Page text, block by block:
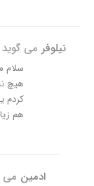
نیلوفر می گوید
سلام
هیچ
کردم
هم
ادمین می